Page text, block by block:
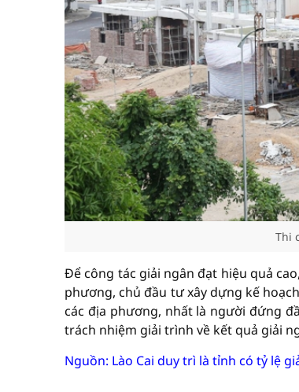
Thi
Để công tác giải ngân đạt hiệu quả
phương, chủ đầu tư xây dựng kế
các địa phương, nhất là người đứng
trách nhiệm giải trình về kết quả giải
Nguồn: Lào Cai duy trì là tỉnh có tỷ lệ